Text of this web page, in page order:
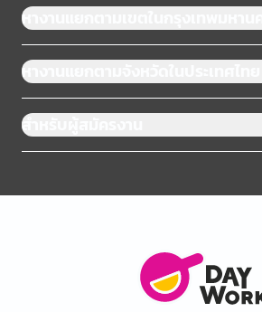
หางานแยกตามเขตในกรุงเทพมหานคร
หางานแยกตามจังหวัดในประเทศไทย
สำหรับผู้สมัครงาน